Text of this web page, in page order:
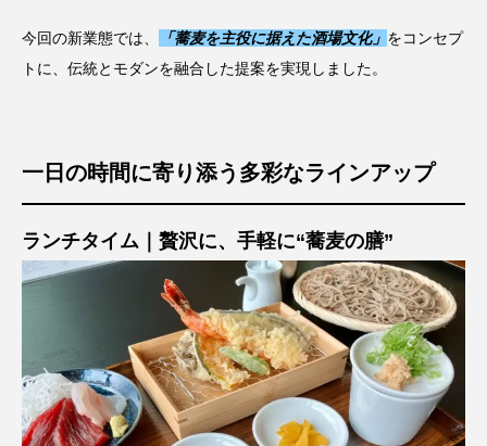
今回の新業態では、 「蕎麦を主役に据えた酒場文化」 をコンセプ
トに、伝統とモダンを融合した提案を実現しました。
一日の時間に寄り添う多彩なラインアップ
ランチタイム｜贅沢に、手軽に“蕎麦の膳”